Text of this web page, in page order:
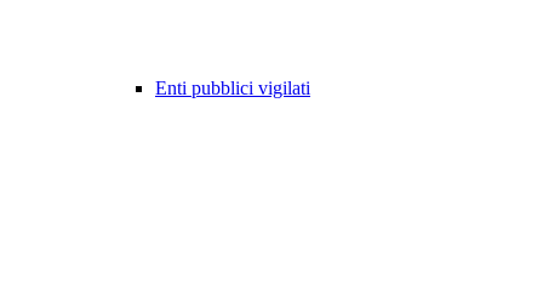
Enti pubblici vigilati